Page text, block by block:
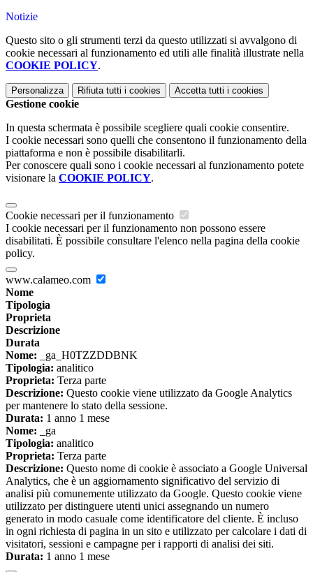
Notizie
Questo sito o gli strumenti terzi da questo utilizzati si avvalgono di
cookie necessari al funzionamento ed utili alle finalità illustrate nella
COOKIE POLICY.
Personalizza Rifiuta tutti i cookies Accetta tutti i cookies
Gestione cookie
In questa schermata è possibile scegliere quali cookie consentire.
I cookie necessari sono quelli che consentono il funzionamento della
piattaforma e non è possibile disabilitarli.
Per conoscere quali sono i cookie necessari al funzionamento potete
visionare la COOKIE POLICY.
Cookie necessari per il funzionamento
I cookie necessari per il funzionamento non possono essere
disabilitati. È possibile consultare l'elenco nella pagina della cookie
policy.
www.calameo.com
Nome
Tipologia
Proprieta
Descrizione
Durata
Nome: _ga_H0TZZDDBNK
Tipologia: analitico
Proprieta: Terza parte
Descrizione: Questo cookie viene utilizzato da Google Analytics
per mantenere lo stato della sessione.
Durata: 1 anno 1 mese
Nome: _ga
Tipologia: analitico
Proprieta: Terza parte
Descrizione: Questo nome di cookie è associato a Google Universal
Analytics, che è un aggiornamento significativo del servizio di
analisi più comunemente utilizzato da Google. Questo cookie viene
utilizzato per distinguere utenti unici assegnando un numero
generato in modo casuale come identificatore del cliente. È incluso
in ogni richiesta di pagina in un sito e utilizzato per calcolare i dati di
visitatori, sessioni e campagne per i rapporti di analisi dei siti.
Durata: 1 anno 1 mese